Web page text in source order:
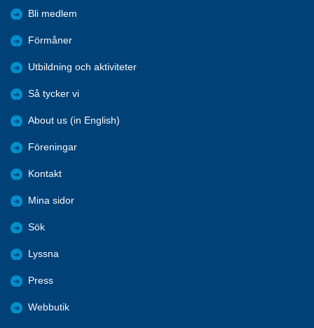
Bli medlem
Förmåner
Utbildning och aktiviteter
Så tycker vi
About us (in English)
Föreningar
Kontakt
Mina sidor
Sök
Lyssna
Press
Webbutik